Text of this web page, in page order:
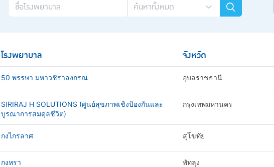
โรงพยาบาล จังหวัด
50 พรรษา มหาวชิราลงกรณ อุบลราชธานี
SIRIRAJ H SOLUTIONS (ศูนย์สุขภาพเชิงป้องกันและ
บูรณาการสมดุลชีวิต)
กรุงเทพมหานคร
กงไกรลาศ สุโขทัย
กงหรา พัทลุง